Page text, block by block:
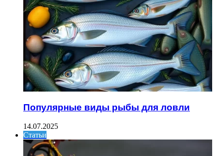
Популярные виды рыбы для ловли
14.07.2025
Статьи